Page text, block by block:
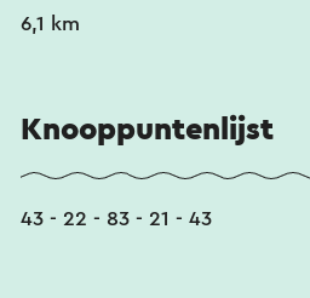
6,1 km
Knooppuntenlijst
43 - 22 - 83 - 21 - 43